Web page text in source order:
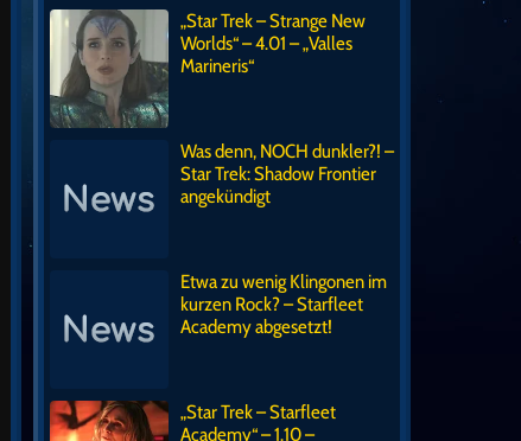
„Star Trek – Strange New
Worlds“ – 4.01 – „Valles
Marineris“
Was denn, NOCH dunkler?! –
Star Trek: Shadow Frontier
angekündigt
Etwa zu wenig Klingonen im
kurzen Rock? – Starfleet
Academy abgesetzt!
„Star Trek – Starfleet
Academy“ – 1.10 –